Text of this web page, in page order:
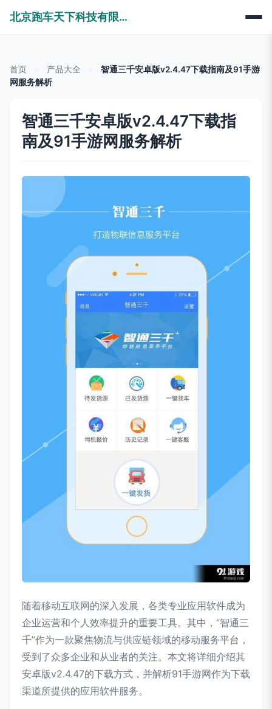
北京跑车天下科技有限公司
首页 产品大全
智通三千安卓版v2.4.47下载指南及91手游
网服务解析
智通三千安卓版v2.4.47下载指
南及91手游网服务解析
随着移动互联网的深入发展，各类专业应用软件成为
企业运营和个人效率提升的重要工具。其中，“智通三
千”作为一款聚焦物流与供应链领域的移动服务平台，
受到了众多企业和从业者的关注。本文将详细介绍其
安卓版v2.4.47的下载方式，并解析91手游网作为下载
渠道所提供的应用软件服务。